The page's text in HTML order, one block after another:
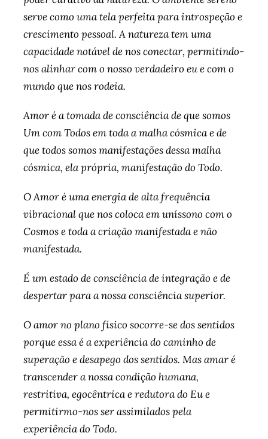
serve como uma tela perfeita para introspeção e
crescimento pessoal. A natureza tem uma
capacidade notável de nos conectar, permitindo-
nos alinhar com o nosso verdadeiro eu e com o
mundo que nos rodeia.
Amor é a tomada de consciência de que somos
Um com Todos em toda a malha cósmica e de
que todos somos manifestações dessa malha
cósmica, ela própria, manifestação do Todo.
O Amor é uma energia de alta frequência
vibracional que nos coloca em uníssono com o
Cosmos e toda a criação manifestada e não
manifestada.
É um estado de consciência de integração e de
despertar para a nossa consciência superior.
O amor no plano físico socorre-se dos sentidos
porque essa é a experiência do caminho de
superação e desapego dos sentidos. Mas amar é
transcender a nossa condição humana,
restritiva, egocêntrica e redutora do Eu e
permitirmo-nos ser assimilados pela
experiência do Todo.